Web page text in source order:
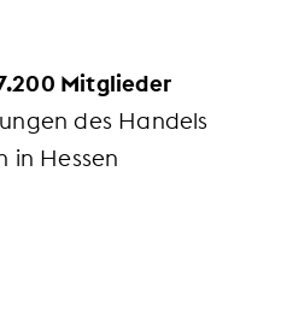
Mitglieder
des Handels
in Hessen